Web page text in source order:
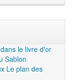
le livre d'or
Sablon
Le plan des